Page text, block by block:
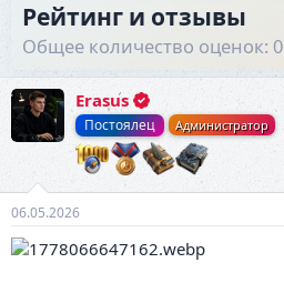
о
р
е
м
ы
н
ч
а
л
а
и
Рейтинг и отзывы
Общее количество оценок: 0
Erasus
Постоялец Администратор
06.05.2026